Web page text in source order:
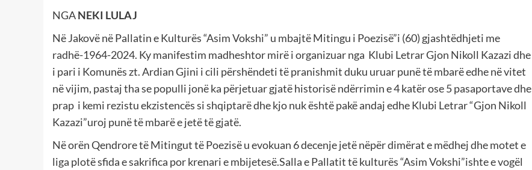
NGANEKI LULAJ
Në Jakovë në Pallatin e Kulturës “Asim Vokshi” u mbajtë Mitingu i Poezisë”i (60) gjashtëdhjeti me
radhë-1964-2024. Ky manifestim madheshtor mirë i organizuar nga Klubi Letrar Gjon Nikoll Kazazi dhe
i pari i Komunës zt. Ardian Gjini i cili përshëndeti të pranishmit duku uruar punë të mbarë edhe në vitet
në vijim, pastaj tha se populli jonë ka përjetuar gjatë historisë ndërrimin e 4 katër ose 5 pasaportave dhe
prap i kemi rezistu ekzistencës si shqiptarë dhe kjo nuk është pakë andaj edhe Klubi Letrar “Gjon Nikoll
Kazazi”uroj punë të mbarë e jetë të gjatë.
Në orën Qendrore të Mitingut të Poezisë u evokuan 6 decenje jetë nëpër dimërat e mëdhej dhe motet e
liga plotë sfida e sakrifica por krenari e mbijetesë.Salla e Pallatit të kulturës “Asim Vokshi”ishte e vogël